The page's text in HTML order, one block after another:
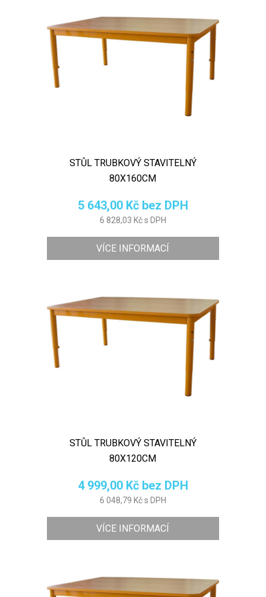
STŮL TRUBKOVÝ STAVITELNÝ
80X160CM
5 643,00 Kč bez DPH
6 828,03 Kč s DPH
VÍCE INFORMACÍ
STŮL TRUBKOVÝ STAVITELNÝ
80X120CM
4 999,00 Kč bez DPH
6 048,79 Kč s DPH
VÍCE INFORMACÍ